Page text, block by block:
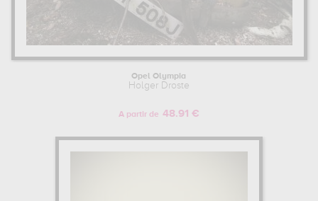
Opel Olympia
Holger Droste
A partir de 48.91 €